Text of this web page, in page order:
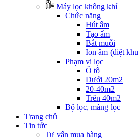
Máy lọc không khí
Chức năng
Hút ẩm
Tạo ẩm
Bắt muỗi
Ion âm (diệt
Phạm vi lọc
Ô tô
Dưới 20m2
20-40m2
Trên 40m2
Bộ lọc, màng lọc
Trang chủ
Tin tức
Tư vấn mua hàng